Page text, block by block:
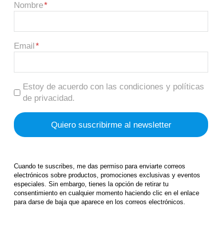
Nombre
Email
Estoy de acuerdo con las condiciones y políticas
de privacidad.
Cuando te suscribes, me das permiso para enviarte correos
electrónicos sobre productos, promociones exclusivas y eventos
especiales. Sin embargo, tienes la opción de retirar tu
consentimiento en cualquier momento haciendo clic en el enlace
para darse de baja que aparece en los correos electrónicos.